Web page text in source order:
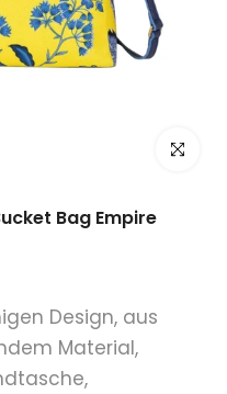
klicken
Bag Empire
Design, aus
Material,